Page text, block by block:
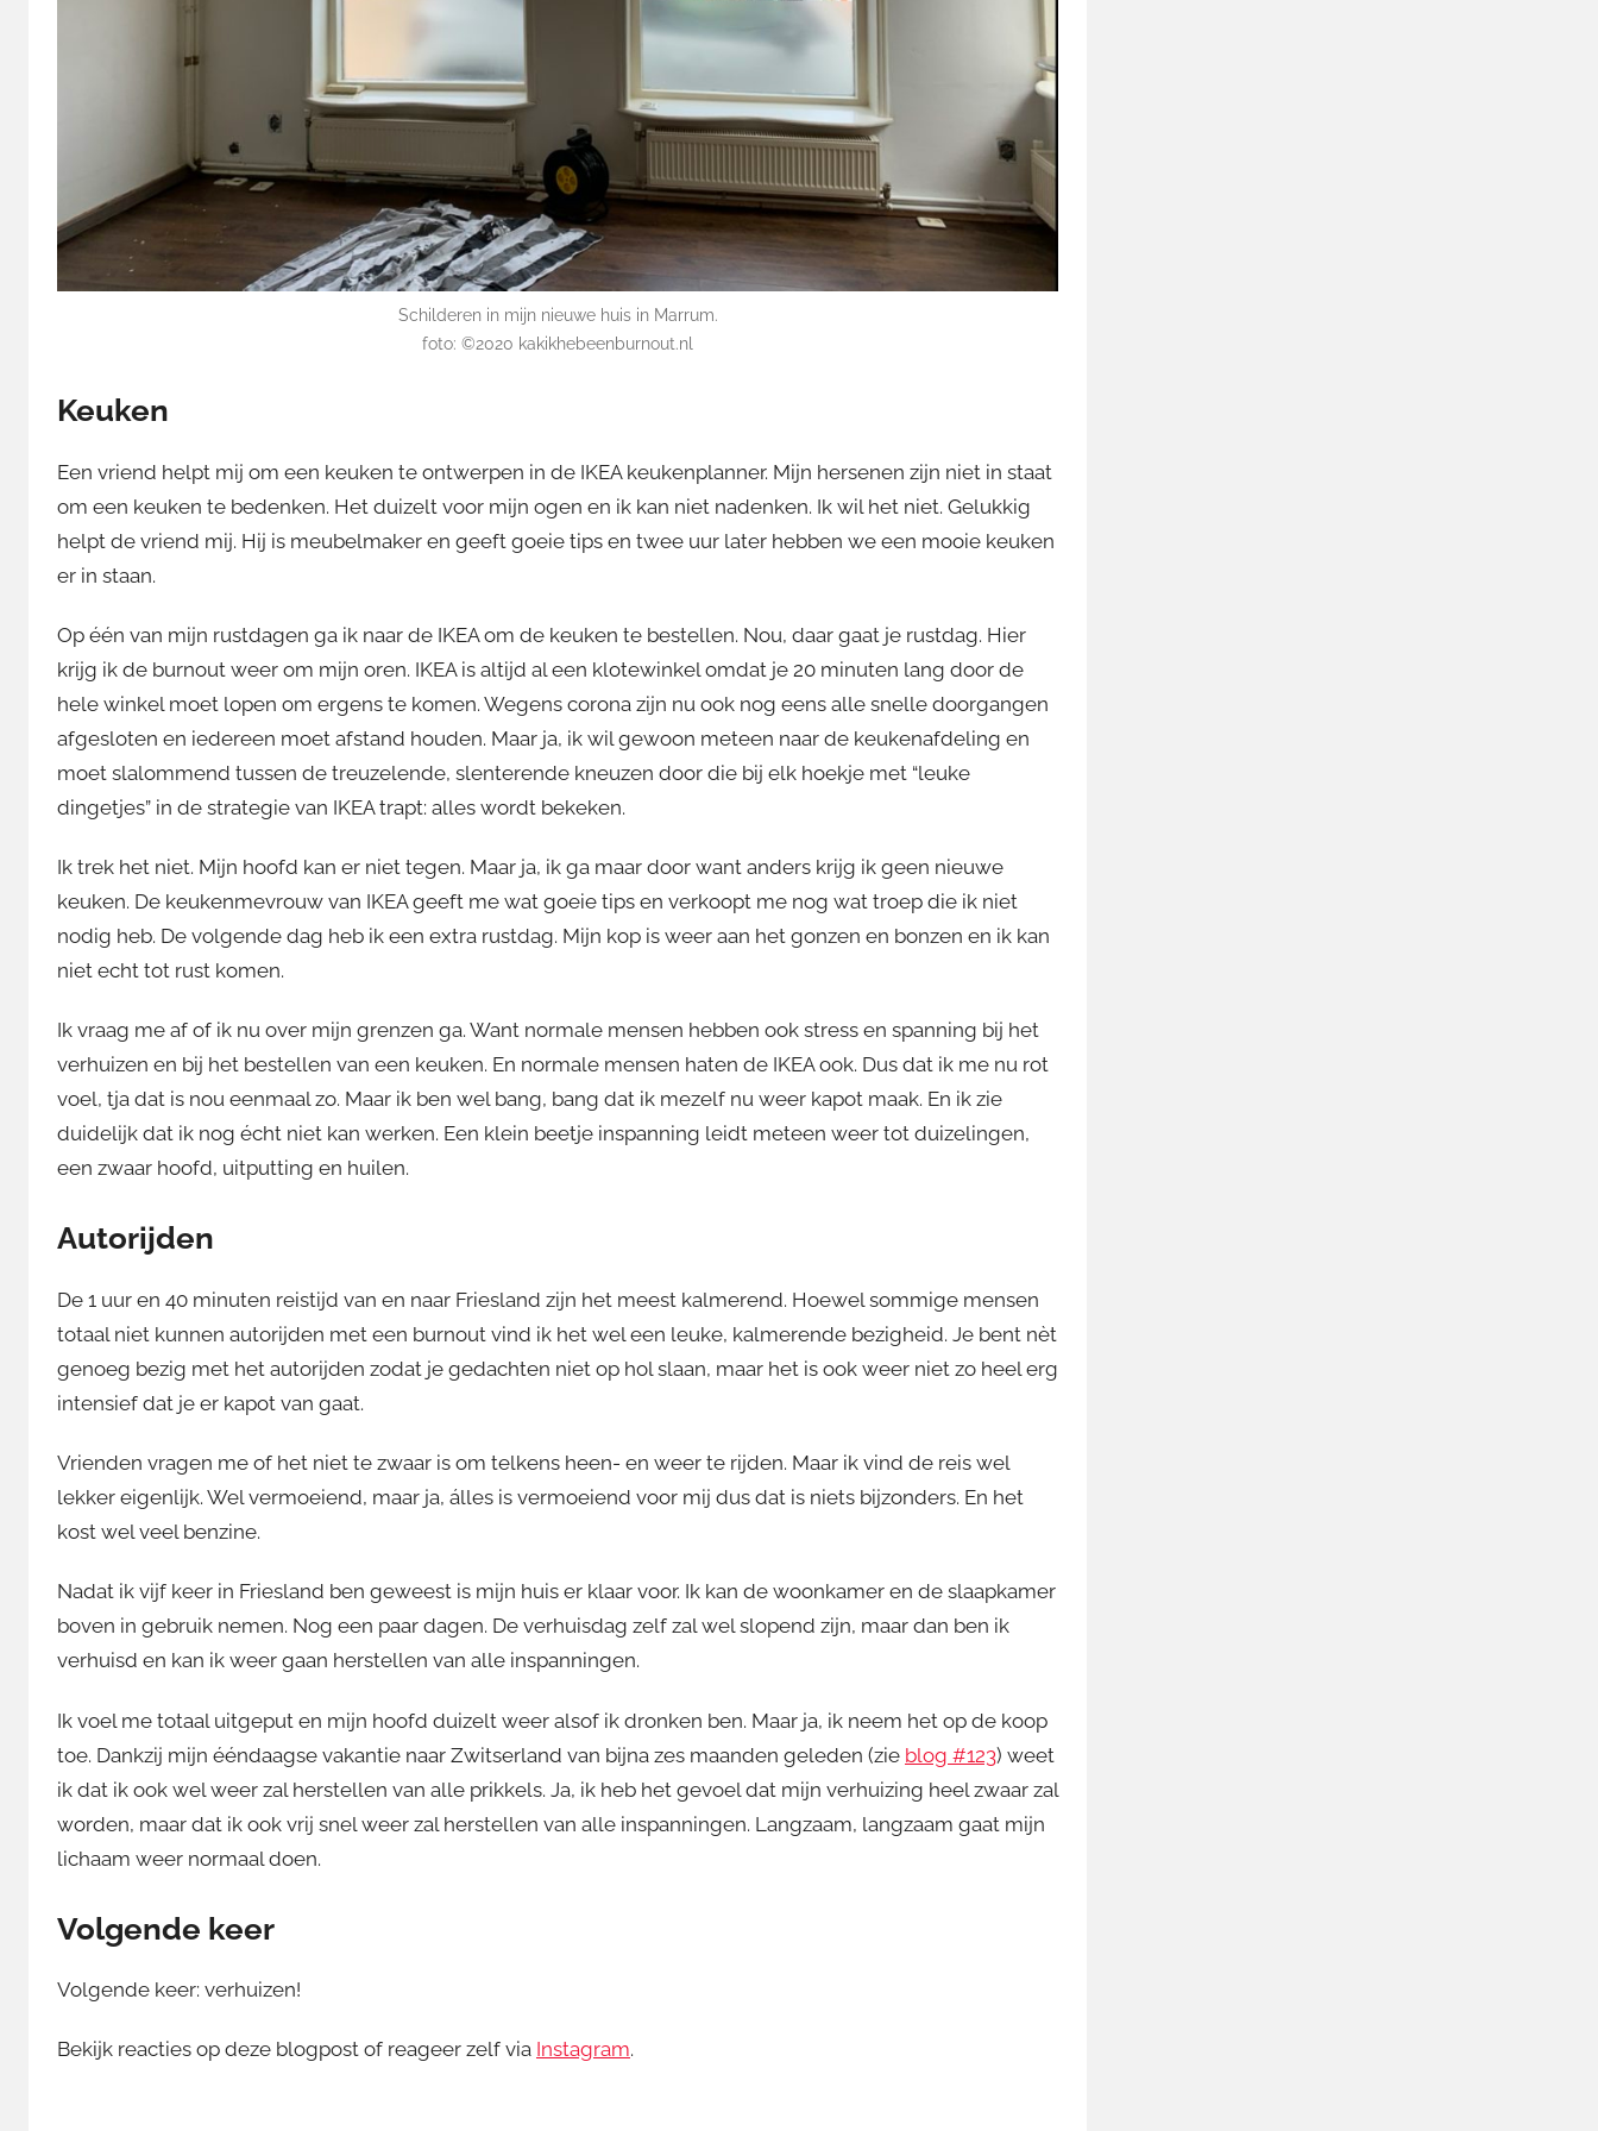
Schilderen in mijn nieuwe huis in Marrum.
foto: ©2020 kakikhebeenburnout.nl
Keuken
Een vriend helpt mij om een keuken te ontwerpen in de IKEA keukenplanner. Mijn hersenen zijn niet in staat
om een keuken te bedenken. Het duizelt voor mijn ogen en ik kan niet nadenken. Ik wil het niet. Gelukkig
helpt de vriend mij. Hij is meubelmaker en geeft goeie tips en twee uur later hebben we een mooie keuken
er in staan.
Op één van mijn rustdagen ga ik naar de IKEA om de keuken te bestellen. Nou, daar gaat je rustdag. Hier
krijg ik de burnout weer om mijn oren. IKEA is altijd al een klotewinkel omdat je 20 minuten lang door de
hele winkel moet lopen om ergens te komen. Wegens corona zijn nu ook nog eens alle snelle doorgangen
afgesloten en iedereen moet afstand houden. Maar ja, ik wil gewoon meteen naar de keukenafdeling en
moet slalommend tussen de treuzelende, slenterende kneuzen door die bij elk hoekje met “leuke
dingetjes” in de strategie van IKEA trapt: alles wordt bekeken.
Ik trek het niet. Mijn hoofd kan er niet tegen. Maar ja, ik ga maar door want anders krijg ik geen nieuwe
keuken. De keukenmevrouw van IKEA geeft me wat goeie tips en verkoopt me nog wat troep die ik niet
nodig heb. De volgende dag heb ik een extra rustdag. Mijn kop is weer aan het gonzen en bonzen en ik kan
niet echt tot rust komen.
Ik vraag me af of ik nu over mijn grenzen ga. Want normale mensen hebben ook stress en spanning bij het
verhuizen en bij het bestellen van een keuken. En normale mensen haten de IKEA ook. Dus dat ik me nu rot
voel, tja dat is nou eenmaal zo. Maar ik ben wel bang, bang dat ik mezelf nu weer kapot maak. En ik zie
duidelijk dat ik nog écht niet kan werken. Een klein beetje inspanning leidt meteen weer tot duizelingen,
een zwaar hoofd, uitputting en huilen.
Autorijden
De 1 uur en 40 minuten reistijd van en naar Friesland zijn het meest kalmerend. Hoewel sommige mensen
totaal niet kunnen autorijden met een burnout vind ik het wel een leuke, kalmerende bezigheid. Je bent nèt
genoeg bezig met het autorijden zodat je gedachten niet op hol slaan, maar het is ook weer niet zo heel erg
intensief dat je er kapot van gaat.
Vrienden vragen me of het niet te zwaar is om telkens heen- en weer te rijden. Maar ik vind de reis wel
lekker eigenlijk. Wel vermoeiend, maar ja, álles is vermoeiend voor mij dus dat is niets bijzonders. En het
kost wel veel benzine.
Nadat ik vijf keer in Friesland ben geweest is mijn huis er klaar voor. Ik kan de woonkamer en de slaapkamer
boven in gebruik nemen. Nog een paar dagen. De verhuisdag zelf zal wel slopend zijn, maar dan ben ik
verhuisd en kan ik weer gaan herstellen van alle inspanningen.
Ik voel me totaal uitgeput en mijn hoofd duizelt weer alsof ik dronken ben. Maar ja, ik neem het op de koop
toe. Dankzij mijn ééndaagse vakantie naar Zwitserland van bijna zes maanden geleden (zie blog #123) weet
ik dat ik ook wel weer zal herstellen van alle prikkels. Ja, ik heb het gevoel dat mijn verhuizing heel zwaar zal
worden, maar dat ik ook vrij snel weer zal herstellen van alle inspanningen. Langzaam, langzaam gaat mijn
lichaam weer normaal doen.
Volgende keer
Volgende keer: verhuizen!
Bekijk reacties op deze blogpost of reageer zelf via Instagram.